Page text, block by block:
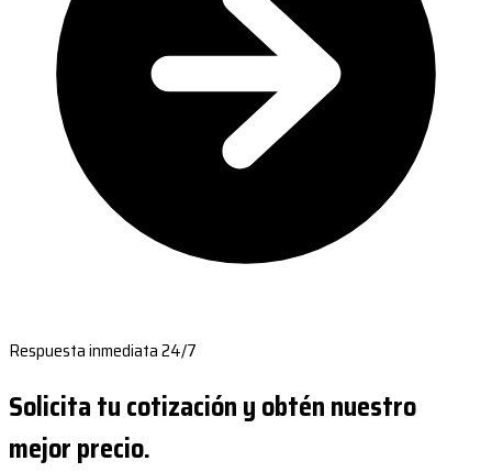
Respuesta inmediata 24/7
Solicita tu cotización y obtén nuestro
mejor precio.